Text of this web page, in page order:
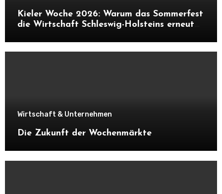
Kieler Woche 2026: Warum das Sommerfest
die Wirtschaft Schleswig-Holsteins erneut
Wirtschaft & Unternehmen
Die Zukunft der Wochenmärkte